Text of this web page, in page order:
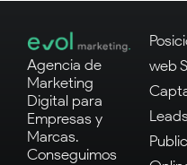
Agencia de
Marketing
Digital para
Empresas y
Marcas.
Conseguimos
web